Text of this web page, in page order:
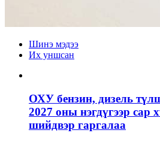
Шинэ мэдээ
Их уншсан
ОХУ бензин, дизель
2027 оны нэгдүгээр сар
шийдвэр гаргалаа